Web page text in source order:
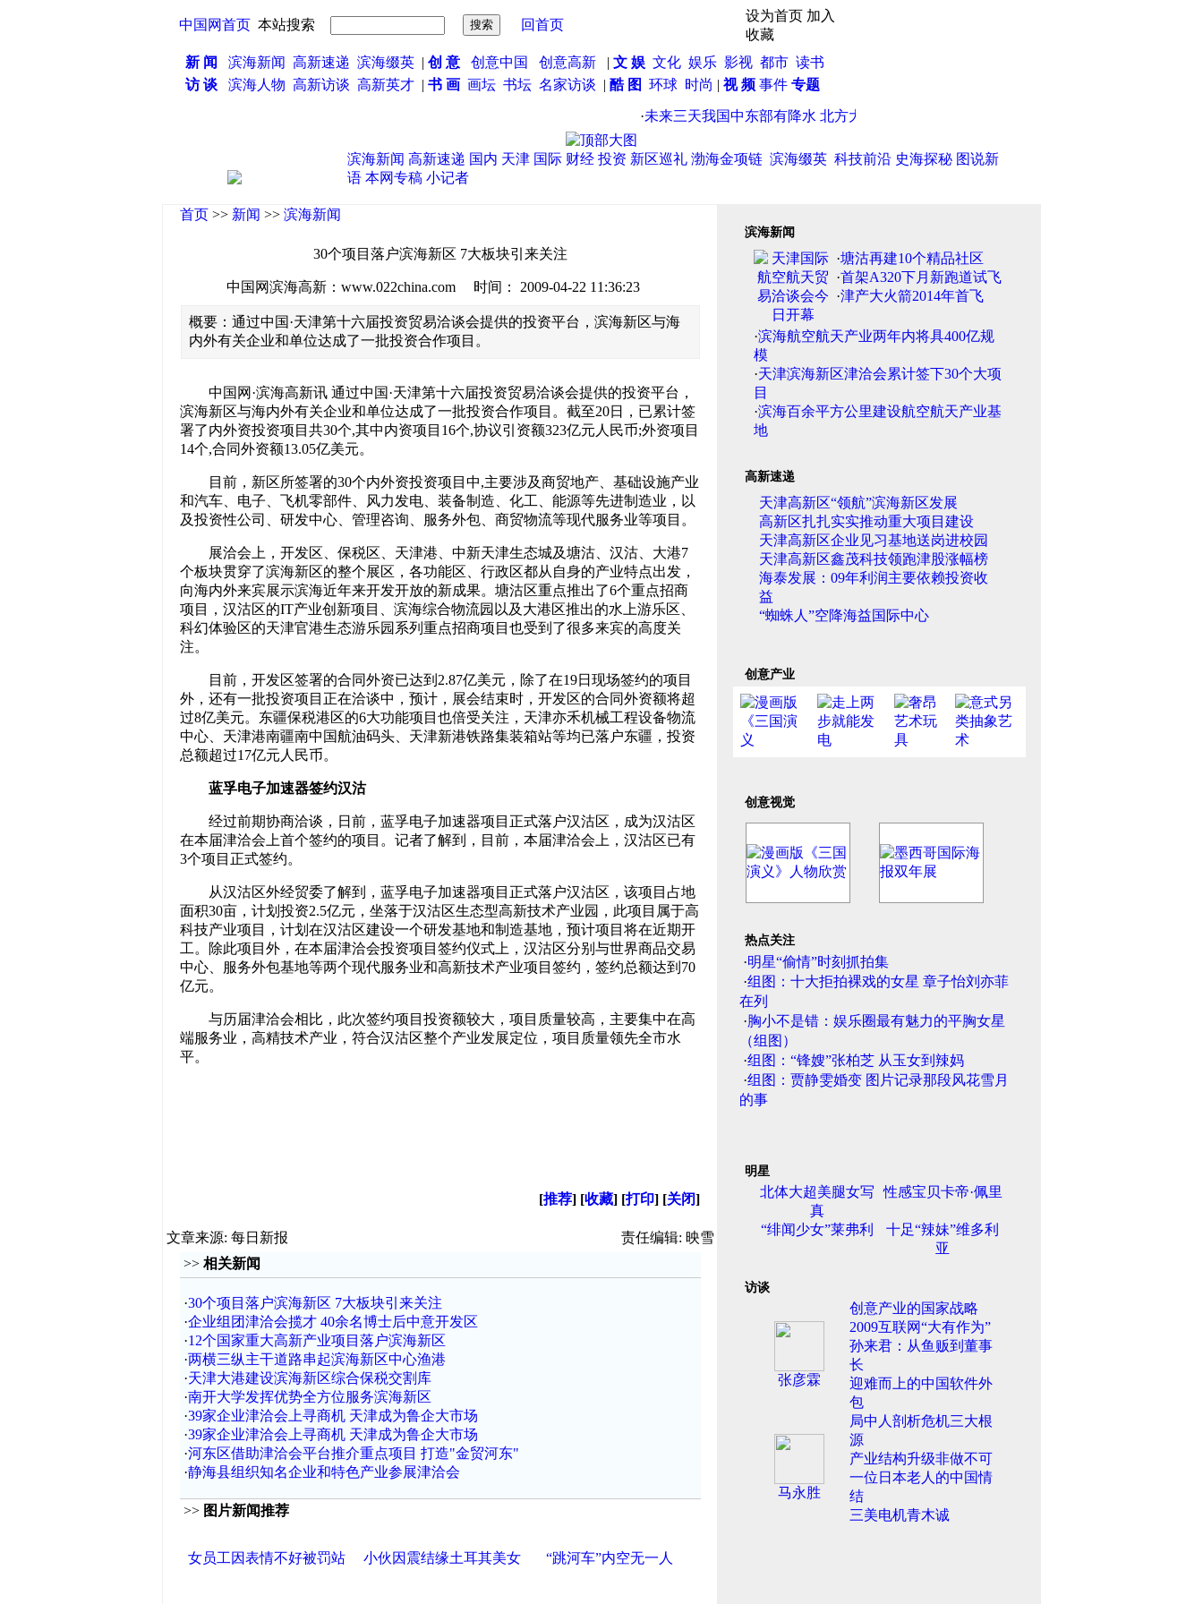
中国网首页 本站搜索 回首页
设为首页 加入
收藏
新 闻
滨海新闻 高新速递 滨海缀英 | 创 意 创意中国 创意高新 | 文 娱 文化 娱乐 影视 都市 读书
访 谈
滨海人物 高新访谈 高新英才 | 书 画 画坛 书坛 名家访谈 | 酷 图 环球 时尚 | 视 频 事件 专题
未来三天我国中东部有降水 北方大幅降温(图)
滨海新闻 高新速递 国内 天津 国际 财经 投资 新区巡礼 渤海金项链 滨海缀英 科技前沿 史海探秘 图说新
语 本网专稿 小记者
首页 >> 新闻 >> 滨海新闻
30个项目落户滨海新区 7大板块引来关注
中国网滨海高新：www.022china.com 时间： 2009-04-22 11:36:23
概要：通过中国·天津第十六届投资贸易洽谈会提供的投资平台，滨海新区与海
内外有关企业和单位达成了一批投资合作项目。
中国网·滨海高新讯 通过中国·天津第十六届投资贸易洽谈会提供的投资平台，
滨海新区与海内外有关企业和单位达成了一批投资合作项目。截至20日，已累计签
署了内外资投资项目共30个,其中内资项目16个,协议引资额323亿元人民币;外资项目
14个,合同外资额13.05亿美元。
目前，新区所签署的30个内外资投资项目中,主要涉及商贸地产、基础设施产业
和汽车、电子、飞机零部件、风力发电、装备制造、化工、能源等先进制造业，以
及投资性公司、研发中心、管理咨询、服务外包、商贸物流等现代服务业等项目。
展洽会上，开发区、保税区、天津港、中新天津生态城及塘沽、汉沽、大港7
个板块贯穿了滨海新区的整个展区，各功能区、行政区都从自身的产业特点出发，
向海内外来宾展示滨海近年来开发开放的新成果。塘沽区重点推出了6个重点招商
项目，汉沽区的IT产业创新项目、滨海综合物流园以及大港区推出的水上游乐区、
科幻体验区的天津官港生态游乐园系列重点招商项目也受到了很多来宾的高度关
注。
目前，开发区签署的合同外资已达到2.87亿美元，除了在19日现场签约的项目
外，还有一批投资项目正在洽谈中，预计，展会结束时，开发区的合同外资额将超
过8亿美元。东疆保税港区的6大功能项目也倍受关注，天津亦禾机械工程设备物流
中心、天津港南疆南中国航油码头、天津新港铁路集装箱站等均已落户东疆，投资
总额超过17亿元人民币。
蓝孚电子加速器签约汉沽
经过前期协商洽谈，日前，蓝孚电子加速器项目正式落户汉沽区，成为汉沽区
在本届津洽会上首个签约的项目。记者了解到，目前，本届津洽会上，汉沽区已有
3个项目正式签约。
从汉沽区外经贸委了解到，蓝孚电子加速器项目正式落户汉沽区，该项目占地
面积30亩，计划投资2.5亿元，坐落于汉沽区生态型高新技术产业园，此项目属于高
科技产业项目，计划在汉沽区建设一个研发基地和制造基地，预计项目将在近期开
工。除此项目外，在本届津洽会投资项目签约仪式上，汉沽区分别与世界商品交易
中心、服务外包基地等两个现代服务业和高新技术产业项目签约，签约总额达到70
亿元。
与历届津洽会相比，此次签约项目投资额较大，项目质量较高，主要集中在高
端服务业，高精技术产业，符合汉沽区整个产业发展定位，项目质量领先全市水
平。
[推荐] [收藏] [打印] [关闭]
文章来源: 每日新报
责任编辑: 映雪
>> 相关新闻
·30个项目落户滨海新区 7大板块引来关注
·企业组团津洽会揽才 40余名博士后中意开发区
·12个国家重大高新产业项目落户滨海新区
·两横三纵主干道路串起滨海新区中心渔港
·天津大港建设滨海新区综合保税交割库
·南开大学发挥优势全方位服务滨海新区
·39家企业津洽会上寻商机 天津成为鲁企大市场
·39家企业津洽会上寻商机 天津成为鲁企大市场
·河东区借助津洽会平台推介重点项目 打造"金贸河东"
·静海县组织知名企业和特色产业参展津洽会
>> 图片新闻推荐
女员工因表情不好被罚站 小伙因震结缘土耳其美女 “跳河车”内空无一人
滨海新闻
·塘沽再建10个精品社区
·首架A320下月新跑道试飞
·津产大火箭2014年首飞
·滨海航空航天产业两年内将具400亿规
模
·天津滨海新区津洽会累计签下30个大项
目
·滨海百余平方公里建设航空航天产业基
地
高新速递
天津高新区“领航”滨海新区发展
高新区扎扎实实推动重大项目建设
天津高新区企业见习基地送岗进校园
天津高新区鑫茂科技领跑津股涨幅榜
海泰发展：09年利润主要依赖投资收
益
“蜘蛛人”空降海益国际中心
创意产业
创意视觉
热点关注
·明星“偷情”时刻抓拍集
·组图：十大拒拍裸戏的女星 章子怡刘亦菲
在列
·胸小不是错：娱乐圈最有魅力的平胸女星
（组图）
·组图：“锋嫂”张柏芝 从玉女到辣妈
·组图：贾静雯婚变 图片记录那段风花雪月
的事
明星
北体大超美腿女写
真
性感宝贝卡帝·佩里
“绯闻少女”莱弗利
十足“辣妹”维多利
亚
访谈
张彦霖
创意产业的国家战略
2009互联网“大有作为”
孙来君：从鱼贩到董事
长
迎难而上的中国软件外
包
马永胜
局中人剖析危机三大根
源
产业结构升级非做不可
一位日本老人的中国情
结
三美电机青木诚